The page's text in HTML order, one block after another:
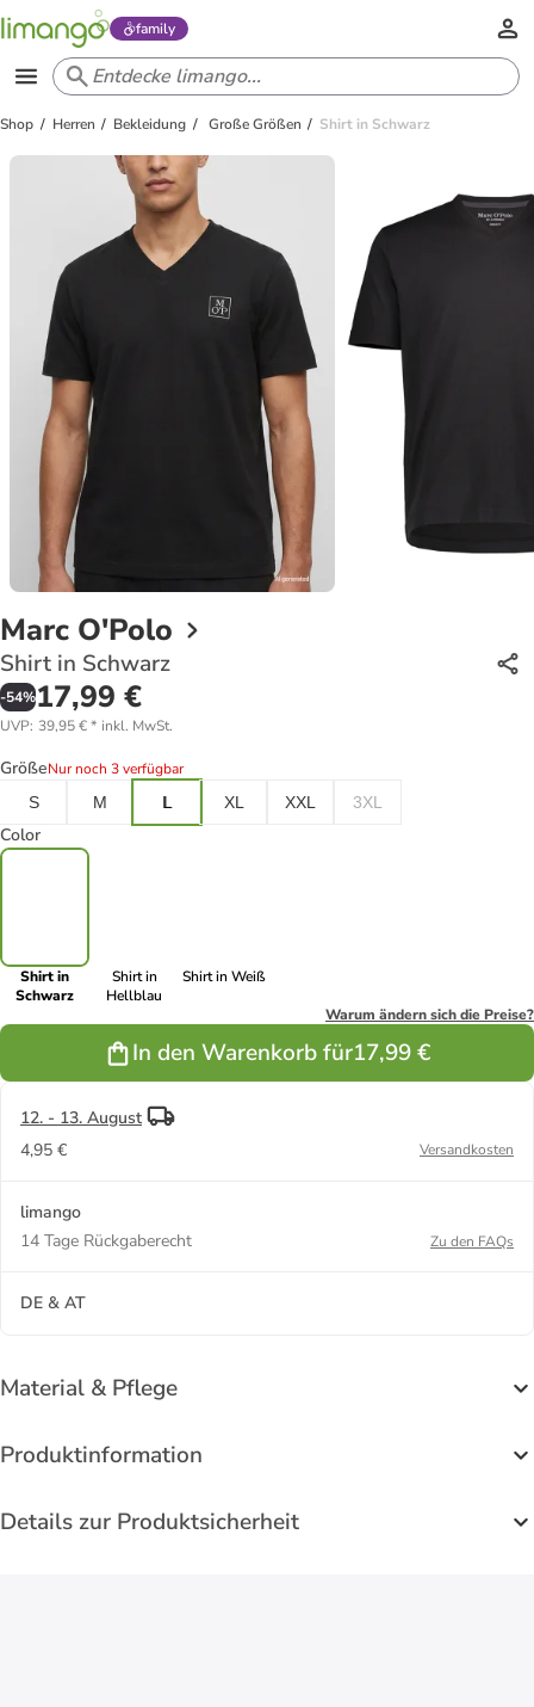
family
Shop Herren Bekleidung Große Größen Shirt in Schwarz
Marc O'Polo
Shirt in Schwarz
-54%17,99 €
UVP: 39,95 €* inkl. MwSt.
GrößeNur noch 3 verfügbar
S
M L XL XXL 3XL
Color
Shirt in
Schwarz
Shirt in
Hellblau
Shirt in Weiß
Warum ändern sich die Preise?
In den Warenkorb für17,99 €
12. - 13. August
4,95 €
Versandkosten
limango
14 Tage Rückgaberecht
Zu den FAQs
DE & AT
Material & Pflege
Produktinformation
Details zur Produktsicherheit